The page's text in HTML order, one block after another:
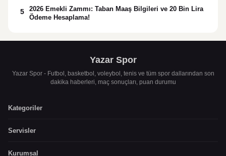
5
2026 Emekli Zammı: Taban Maaş Bilgileri ve 20 Bin Lira
Ödeme Hesaplama!
Yazar Spor
Yazar Spor - Futbol, basketbol, voleybol, tenis ve tüm spor dallarından son
dakika haberleri, maç sonuçları, puan durumu
Kategoriler
Servisler
Kurumsal